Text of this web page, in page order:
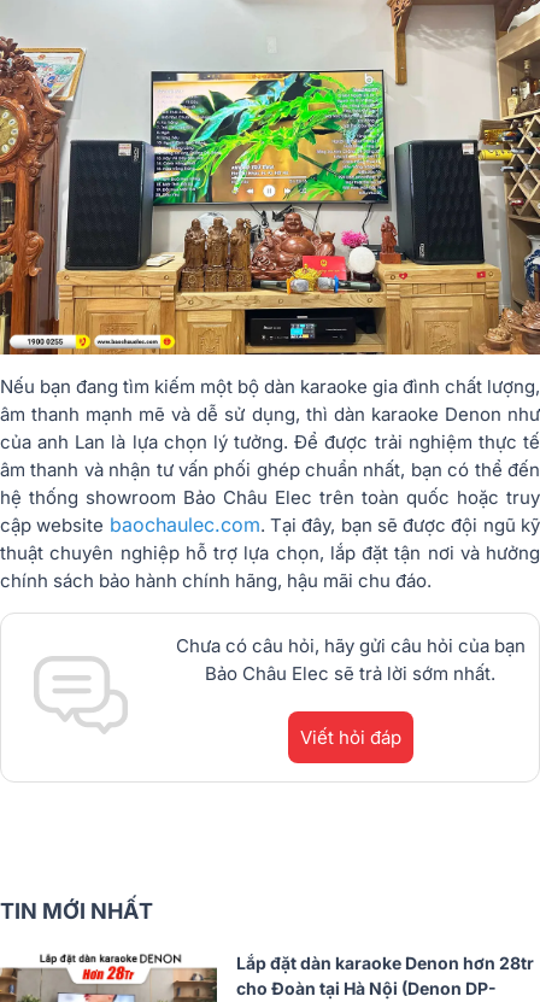
Nếu bạn đang tìm kiếm một bộ dàn karaoke gia đình chất lượng,
âm thanh mạnh mẽ và dễ sử dụng, thì dàn karaoke Denon như
của anh Lan là lựa chọn lý tưởng. Để được trải nghiệm thực tế
âm thanh và nhận tư vấn phối ghép chuẩn nhất, bạn có thể đến
hệ thống showroom Bảo Châu Elec trên toàn quốc hoặc truy
cập website baochaulec.com. Tại đây, bạn sẽ được đội ngũ kỹ
thuật chuyên nghiệp hỗ trợ lựa chọn, lắp đặt tận nơi và hưởng
chính sách bảo hành chính hãng, hậu mãi chu đáo.
Chưa có câu hỏi, hãy gửi câu hỏi của bạn
Bảo Châu Elec sẽ trả lời sớm nhất.
Viết hỏi đáp
TIN MỚI NHẤT
Lắp đặt dàn karaoke Denon hơn 28tr
cho Đoàn tại Hà Nội (Denon DP-